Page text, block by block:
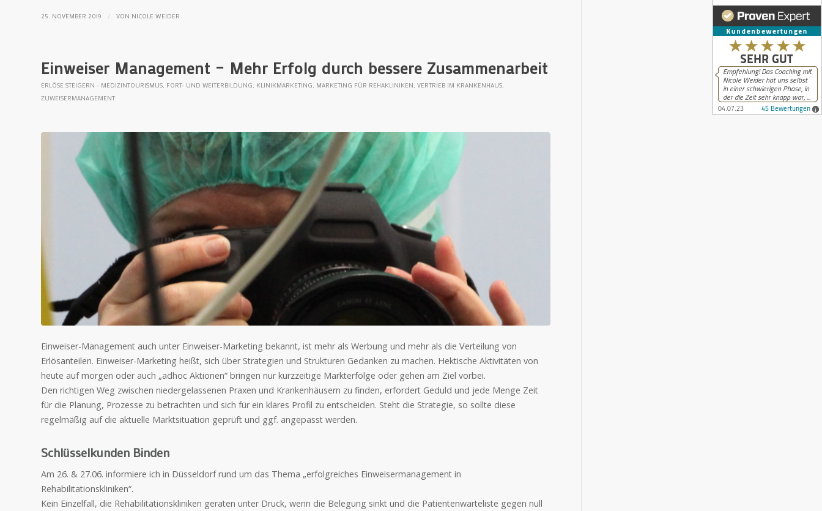
25. NOVEMBER 2019 / VON NICOLE WEIDER
Einweiser Management – Mehr Erfolg durch bessere Zusammenarbeit
ERLÖSE STEIGERN - MEDIZINTOURISMUS FORT- UND WEITERBILDUNG KLINIKMARKETING MARKETING FÜR REHAKLINIKEN VERTRIEB IM KRANKENHAUS
ZUWEISERMANAGEMENT
Einweiser-Management auch unter Einweiser-Marketing bekannt, ist mehr als Werbung und mehr als die Verteilung von
Erlösanteilen. Einweiser-Marketing heißt, sich über Strategien und Strukturen Gedanken zu machen. Hektische Aktivitäten von
heute auf morgen oder auch „adhoc Aktionen“ bringen nur kurzzeitige Markterfolge oder gehen am Ziel vorbei.
Den richtigen Weg zwischen niedergelassenen Praxen und Krankenhäusern zu finden, erfordert Geduld und jede Menge Zeit
für die Planung, Prozesse zu betrachten und sich für ein klares Profil zu entscheiden. Steht die Strategie, so sollte diese
regelmäßig auf die aktuelle Marktsituation geprüft und ggf. angepasst werden.
Schlüsselkunden Binden
Am 26. & 27.06. informiere ich in Düsseldorf rund um das Thema „erfolgreiches Einweisermanagement in
Rehabilitationskliniken“.
Kein Einzelfall, die Rehabilitationskliniken geraten unter Druck, wenn die Belegung sinkt und die Patientenwarteliste gegen null